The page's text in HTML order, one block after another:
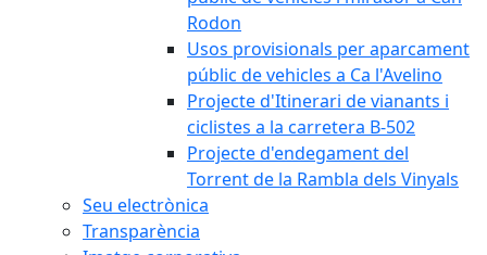
Rodon
Usos provisionals per aparcament
públic de vehicles a Ca l'Avelino
Projecte d'Itinerari de vianants i
ciclistes a la carretera B-502
Projecte d'endegament del
Torrent de la Rambla dels Vinyals
Seu electrònica
Transparència